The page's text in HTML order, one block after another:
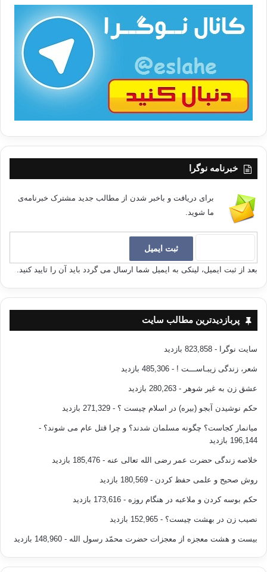
خبرنامه نوگرا
برای دریافت و باخبر شدن از مطالب جدید مشترک خبرنامه‌ی
ما شوید.
بعد از ثبت ایمیل، لینکی به ایمیل شما ارسال می گردد باید آن را تایید کنید.
پربازدیدترین مطالب سایت
سایت نوگرا - 823,858 بازدید
شعر، زندگی زیبـاســـت ! - 485,306 بازدید
عشق زن به غیر شوهر - 280,263 بازدید
حکم نوشیدن آبجو (بیره) در اسلام چیست ؟ - 271,329 بازدید
میانمار کجاست؟ چگونه مسلمان شدند؟ و چرا قتل عام می شوند؟ -
196,144 بازدید
خلاصه زندگی حضرت عمر رضی الله تعالی عنه - 185,476 بازدید
روش صحیح و علمی حفظ کردن - 180,569 بازدید
حکم بوسه کردن و ملاعبه در هنگام روزه - 173,616 بازدید
نصیب زن در بهشت چیست؟ - 152,965 بازدید
بیست و هشت معجزه از معجزات حضرت محمّد رسول الله - 148,960 بازدید